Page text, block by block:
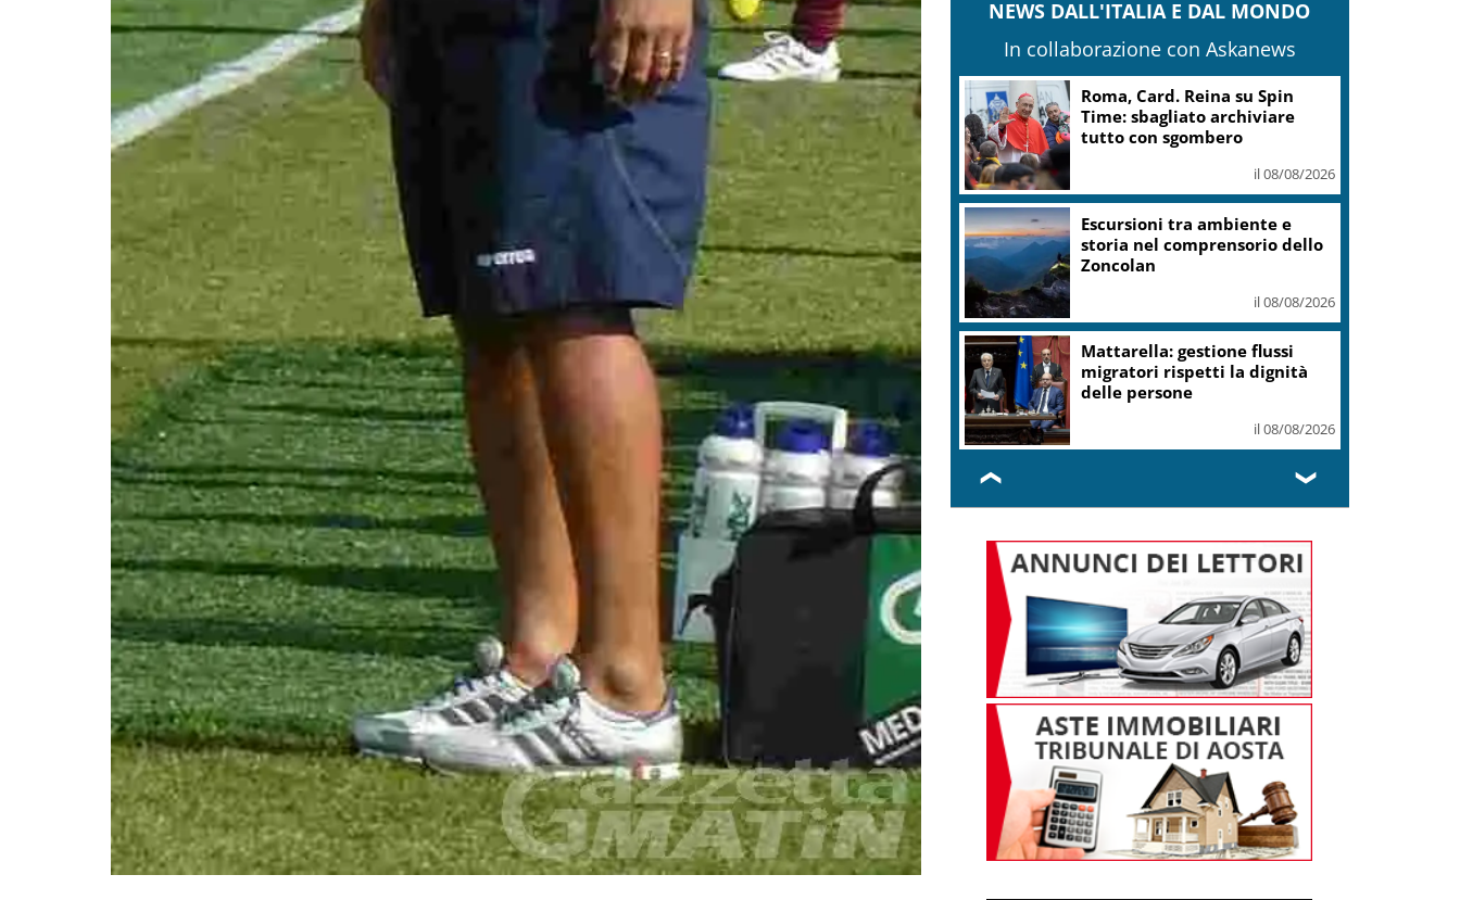
NEWS DALL'ITALIA E DAL MONDO
In collaborazione con Askanews
Marcinelle, Meloni: rinnovato
impegno a difesa di lavoro,
libertà, dignità
il 08/08/2026
“OltreGusto Oltrepo Terra di
Pinot Nero” debutta a Voghera
il 08/08/2026
Spagna: da oggi controlli sui
viaggiatori dall’Italia
❮ ❯